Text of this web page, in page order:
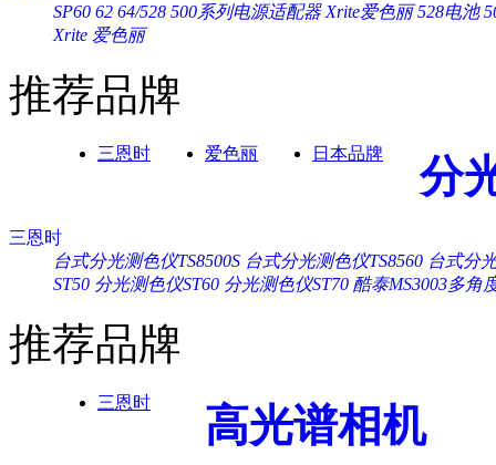
SP60 62 64/528 500系列电源适配器 Xrite爱色丽 528电池
Xrite 爱色丽
推荐品牌
三恩时 爱色丽 日本品牌 分
三恩时
台式分光测色仪TS8500S 台式分光测色仪TS8560 台式分
ST50 分光测色仪ST60 分光测色仪ST70 酷泰MS3003多角
推荐品牌
三恩时 高光谱相机